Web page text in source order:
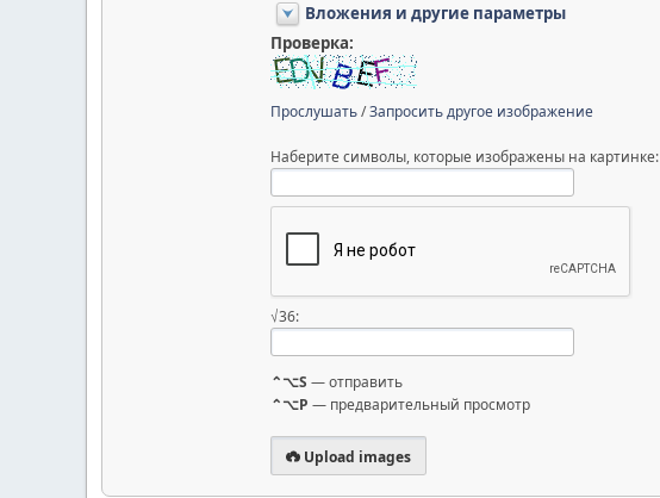
Вложения и другие параметры
Проверка:
Прослушать/Запросить другое изображение
Наберите символы, которые изображены на картинке:
√36:
⌃⌥S — отправить
⌃⌥P — предварительный просмотр
Upload images